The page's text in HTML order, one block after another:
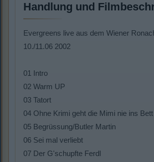
Handlung und
Evergreens live aus dem Wiener
10./11.06 2002
01 Intro
02 Warm UP
03 Tatort
04 Ohne Krimi geht die Mimi nie ins Bett
05 Begrüssung/Butler Martin
06 Sei mal verliebt
07 Der G'schupfte Ferdl